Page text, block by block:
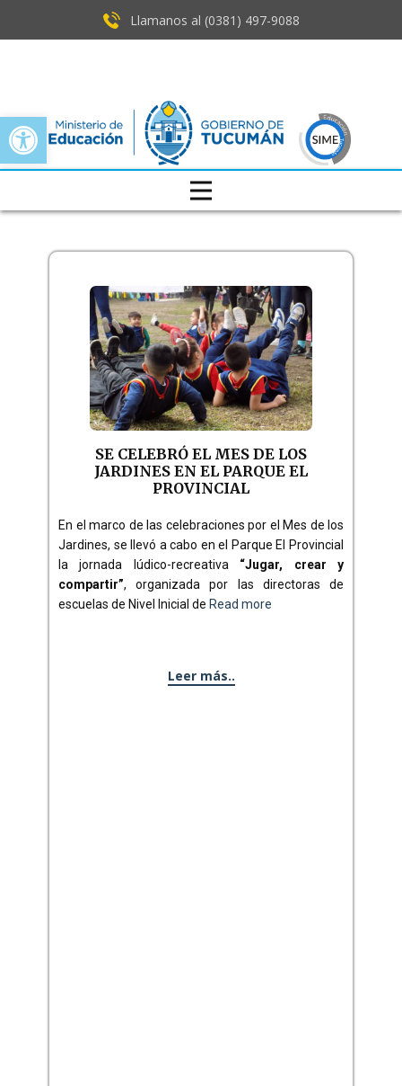
Open toolbar
Llamanos al (0381) ​497-9088
SE CELEBRÓ EL MES DE LOS
JARDINES EN EL PARQUE EL
PROVINCIAL
En el marco de las celebraciones por el Mes de los
Jardines, se llevó a cabo en el Parque El Provincial
la jornada lúdico-recreativa “Jugar, crear y
compartir”, organizada por las directoras de
escuelas de Nivel Inicial de Read more
Leer más..